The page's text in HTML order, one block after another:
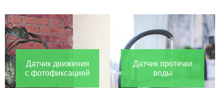
Датчик движения
с фотофиксацией
Датчик протечки
воды